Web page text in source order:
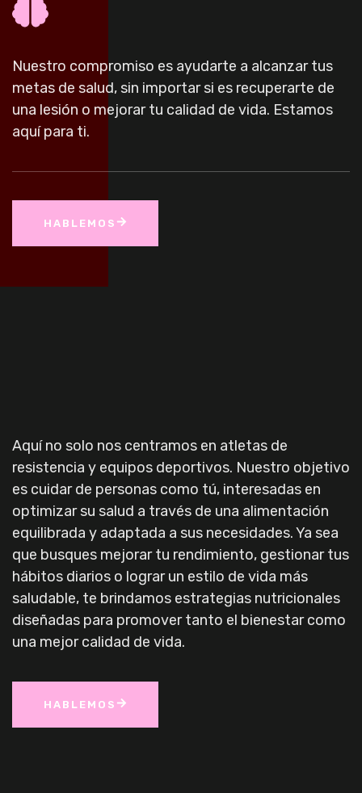
Nuestro compromiso es ayudarte a alcanzar tus
metas de salud, sin importar si es recuperarte de
una lesión o mejorar tu calidad de vida. Estamos
aquí para ti.
HABLEMOS
Aquí no solo nos centramos en atletas de
resistencia y equipos deportivos. Nuestro objetivo
es cuidar de personas como tú, interesadas en
optimizar su salud a través de una alimentación
equilibrada y adaptada a sus necesidades. Ya sea
que busques mejorar tu rendimiento, gestionar tus
hábitos diarios o lograr un estilo de vida más
saludable, te brindamos estrategias nutricionales
diseñadas para promover tanto el bienestar como
una mejor calidad de vida.
HABLEMOS